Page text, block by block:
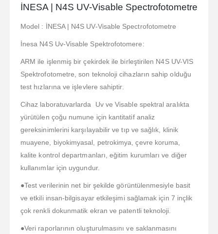
İNESA | N4S UV-Visable Spectrofotometre
Model : İNESA | N4S UV-Visable Spectrofotometre
İnesa N4S Uv-Visable Spektrofotomere:
ARM ile işlenmiş bir çekirdek ile birleştirilen N4S UV-VIS
Spektrofotometre, son teknoloji cihazların sahip olduğu
test hızlarına ve işlevlere sahiptir.
Cihaz laboratuvarlarda Uv ve Visable spektral aralıkta
yürütülen çoğu numune için kantitatif analiz
gereksinimlerini karşılayabilir ve tıp ve sağlık, klinik
muayene, biyokimyasal, petrokimya, çevre koruma,
kalite kontrol departmanları, eğitim kurumları ve diğer
kullanımlar için uygundur.
●Test verilerinin net bir şekilde görüntülenmesiyle basit
ve etkili insan-bilgisayar etkileşimi sağlamak için 7 inçlik
çok renkli dokunmatik ekran ve patentli teknoloji.
●Veri raporlarının oluşturulmasını ve saklanmasını